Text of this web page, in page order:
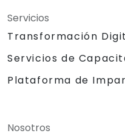
Servicios
Transformación
Servicios de
Plataforma de
Nosotros